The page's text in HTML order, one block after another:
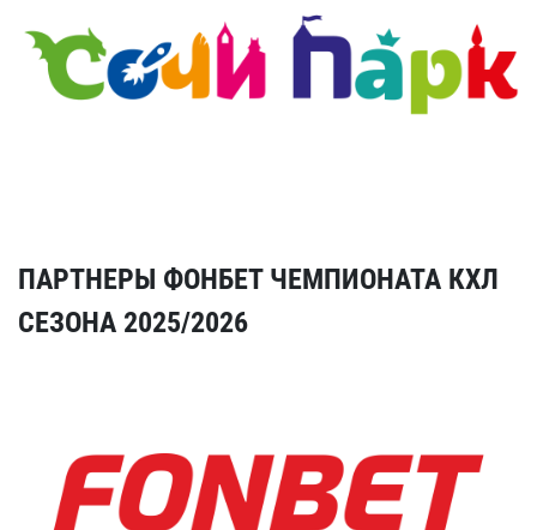
ПАРТНЕРЫ ФОНБЕТ ЧЕМПИОНАТА КХЛ
СЕЗОНА 2025/2026